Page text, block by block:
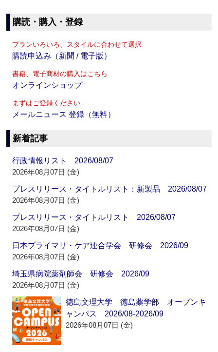
購読・購入・登録
プランいろいろ、スタイルに合わせて選択
購読申込み（新聞 / 電子版）
書籍、電子商材の購入はこちら
オンラインショップ
まずはご登録ください
メールニュース 登録（無料）
新着記事
行政情報リスト 2026/08/07
2026年08月07日 (金)
プレスリリース・タイトルリスト：新製品 2026/08/07
2026年08月07日 (金)
プレスリリース・タイトルリスト 2026/08/07
2026年08月07日 (金)
日本プライマリ・ケア連合学会 研修会 2026/09
2026年08月07日 (金)
埼玉県病院薬剤師会 研修会 2026/09
2026年08月07日 (金)
徳島文理大学 徳島薬学部 オープンキ
ャンパス 2026/08-2026/09
2026年08月07日 (金)